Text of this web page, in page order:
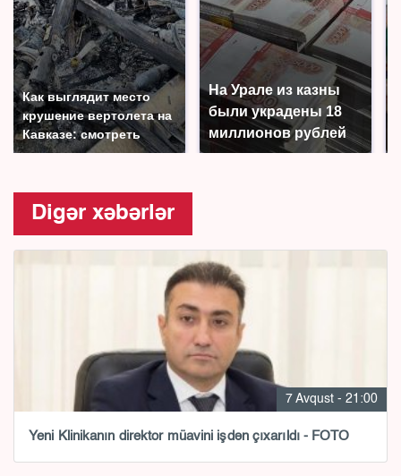
Как выглядит место
крушение вертолета на
Кавказе: смотреть
На Урале из казны
были украдены 18
миллионов рублей
Digər xəbərlər
7 Avqust - 21:00
Yeni Klinikanın direktor müavini işdən çıxarıldı - FOTO